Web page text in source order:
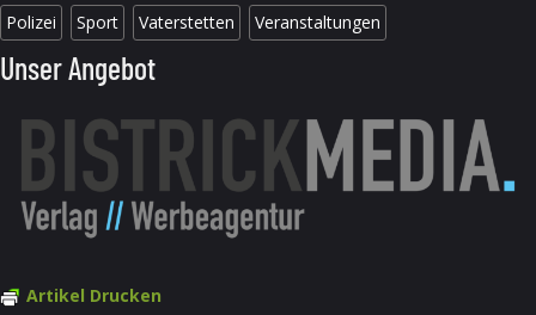
Polizei Sport Vaterstetten Veranstaltungen
Unser Angebot
Artikel Drucken